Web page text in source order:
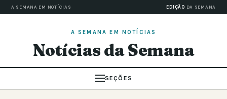
A SEMANA EM NOTÍCIAS EDIÇÃO DA SEMANA
A SEMANA EM NOTÍCIAS
Notícias da Semana
SEÇÕES